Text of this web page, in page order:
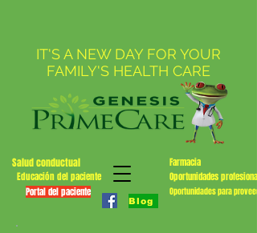
Oportunidades para
Farmacia
Portal del paciente
Educación del paciente Oportunidades
IT'S A NEW DAY FOR YOUR
FAMILY'S HEALTH CARE
Blog
Salud conductual